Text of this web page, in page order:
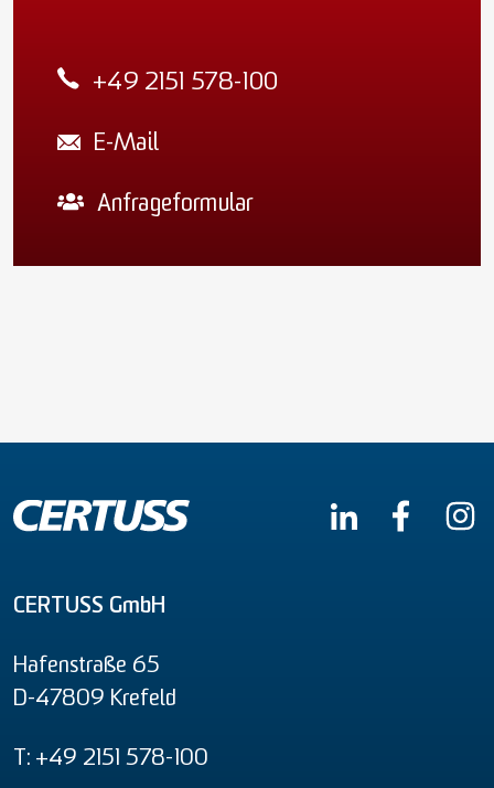
+49 2151 578-100
E-Mail
Anfrageformular
CERTUSS GmbH
Hafenstraße 65
D-47809 Krefeld
T: +49 2151 578-100